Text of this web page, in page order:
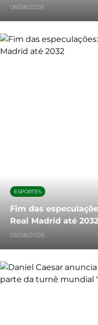
06/08/2026
ESPORTES
Fim das
Real Madrid até 2032
06/08/2026